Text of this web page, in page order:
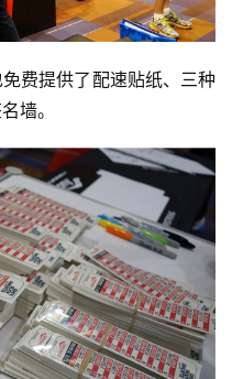
费提供了配速贴纸、三种
墙。